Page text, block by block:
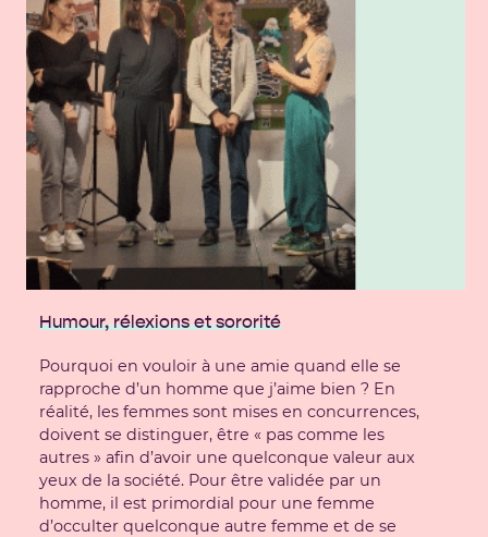
Humour, rélexions et sororité
Pourquoi en vouloir à une amie quand elle se
rapproche d’un homme que j’aime bien ? En
réalité, les femmes sont mises en concurrences,
doivent se distinguer, être « pas comme les
autres » afin d’avoir une quelconque valeur aux
yeux de la société. Pour être validée par un
homme, il est primordial pour une femme
d’occulter quelconque autre femme et de se